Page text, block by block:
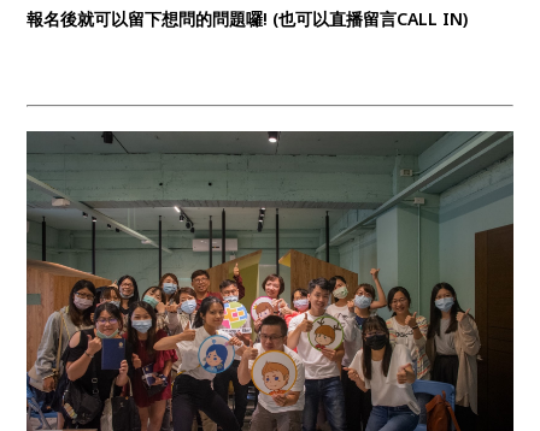
報名後就可以留下想問的問題囉! (也可以直播留言CALL IN)